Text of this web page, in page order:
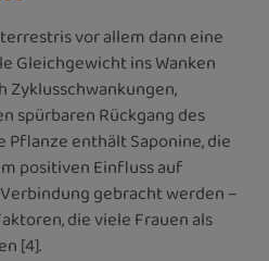
vor allem dann eine
Gleichgewicht ins Wanken
Zyklusschwankungen,
spürbaren Rückgang des
Pflanze enthält Saponine, die
positiven Einfluss auf
gebracht werden –
die viele Frauen als
[4].